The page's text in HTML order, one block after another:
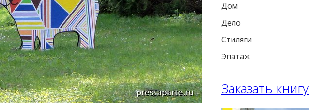
Дом
Дело
Стиляги
Эпатаж
Заказать книгу